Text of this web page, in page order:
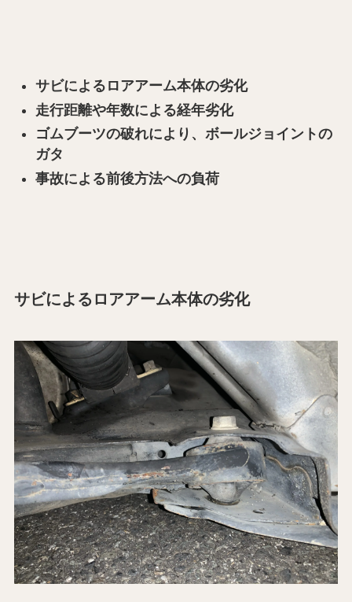
サビによるロアアーム本体の劣化
走行距離や年数による経年劣化
ゴムブーツの破れにより、ボールジョイントの
ガタ
事故による前後方法への負荷
サビによるロアアーム本体の劣化